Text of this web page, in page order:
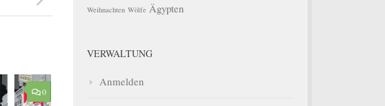
0
Weihnachten Wölfe Ägypten
VERWALTUNG
Anmelden